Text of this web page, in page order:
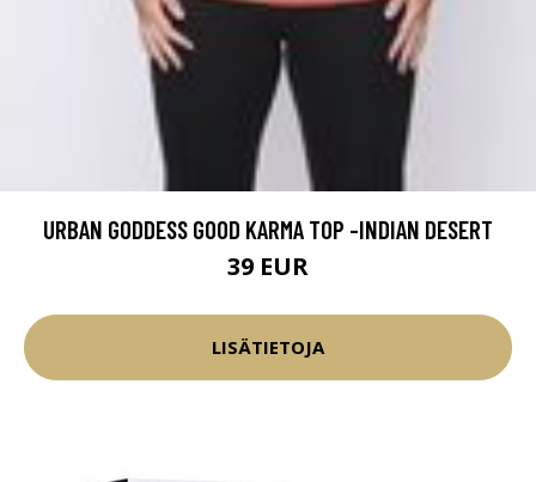
URBAN GODDESS GOOD KARMA TOP -INDIAN DESERT
39 EUR
LISÄTIETOJA